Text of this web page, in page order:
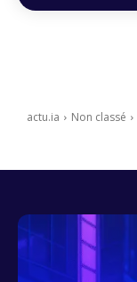
actu.ia Non classé